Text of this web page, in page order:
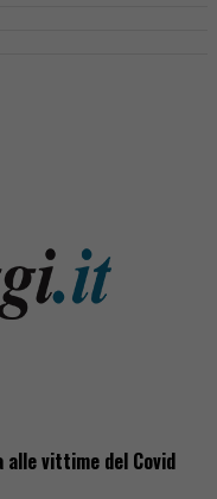
alle vittime del Covid